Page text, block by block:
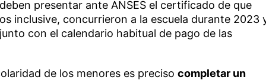
presentar ante ANSES el certificado de que
inclusive, concurrieron a la escuela durante 2023
con el calendario habitual de pago de las
de los menores es preciso completar un